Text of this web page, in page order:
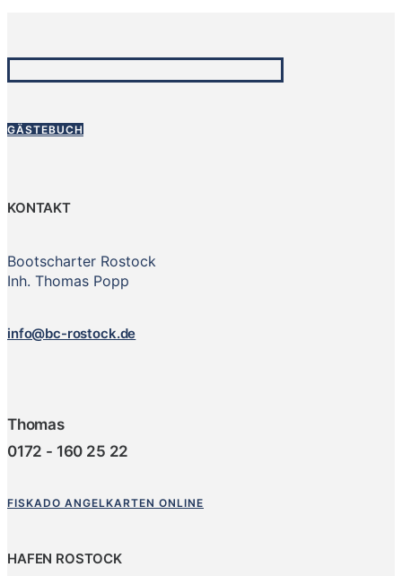
GÄSTEBUCH
KONTAKT
Bootscharter Rostock
Inh. Thomas Popp
info@bc-rostock.de
Thomas
0172 - 160 25 22
FISKADO ANGELKARTEN ONLINE
HAFEN ROSTOCK